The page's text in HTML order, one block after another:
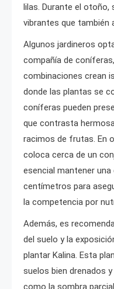
lilas. Durante el
vibrantes que también
Algunos jardineros
compañía de
combinaciones crean
donde las plantas se
coníferas pueden
que contrasta
racimos de frutas. En
coloca cerca de un
esencial mantener
centímetros para
la competencia por
Además, es
del suelo y la
plantar Kalina. Esta
suelos bien drenados
como la sombra